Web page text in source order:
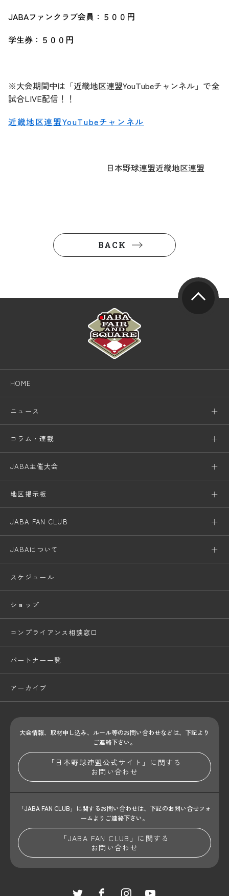
JABAファンクラブ会員：５００円
学生券：５００円
※大会期間中は「近畿地区連盟YouTubeチャンネル」で全
試合LIVE配信！！
近畿地区連盟YouTubeチャンネル
日本野球連盟近畿地区連盟
BACK
HOME
ニュース
コラム・連載
JABA主催大会
地区掲示板
JABA FAN CLUB
JABAについて
スケジュール
ショップ
コンプライアンス相談窓口
パートナー一覧
アーカイブ
大会情報、取材申し込み、ルール等のお問い合わせなどは、下記より
ご連絡下さい。
「日本野球連盟公式サイト」に関する
お問い合わせ
「JABA FAN CLUB」に関するお問い合わせは、 下記のお問い合せフォ
ームよりご連絡下さい。
「JABA FAN CLUB」に関する
お問い合わせ